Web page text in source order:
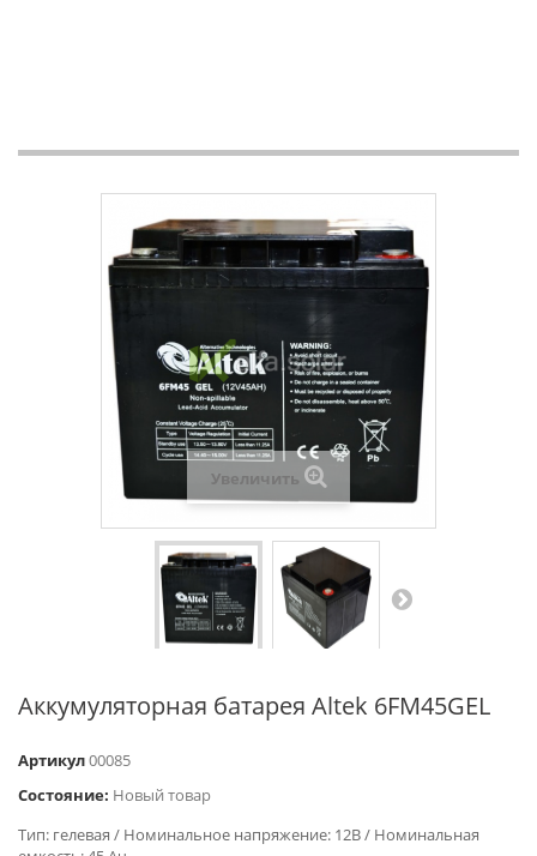
Увеличить
Аккумуляторная батарея Altek 6FM45GEL
Артикул00085
Состояние: Новый товар
Тип: гелевая / Номинальное напряжение: 12В / Номинальная